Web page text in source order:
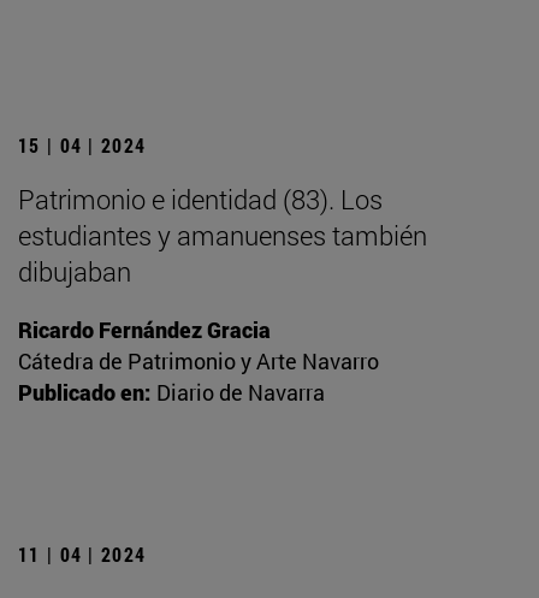
15 | 04 | 2024
Patrimonio e identidad (83). Los
estudiantes y amanuenses también
dibujaban
Ricardo Fernández Gracia
Cátedra de Patrimonio y Arte Navarro
Publicado en: Diario de Navarra
11 | 04 | 2024